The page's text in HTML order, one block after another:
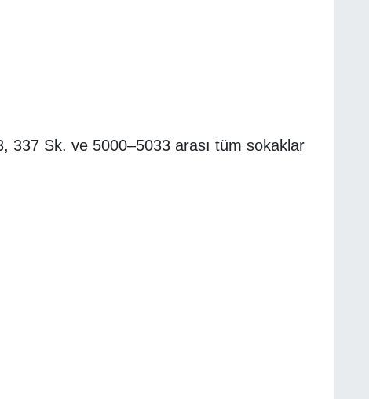
337 Sk. ve 5000–5033 arası tüm sokaklar